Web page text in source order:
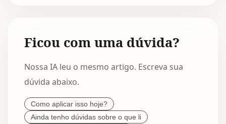
Ficou com uma dúvida?
Nossa IA leu o mesmo artigo. Escreva sua
dúvida abaixo.
Como aplicar isso hoje?
Ainda tenho dúvidas sobre o que li